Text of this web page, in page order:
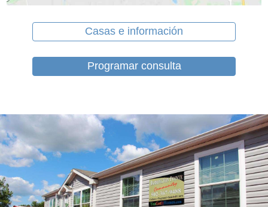
Casas e información
Programar consulta